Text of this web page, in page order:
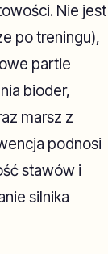
Nie jest
po treningu),
partie
bioder,
marsz z
podnosi
stawów i
silnika